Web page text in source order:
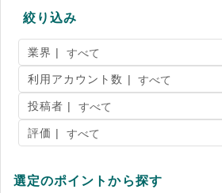
絞り込み
業界 |
利用アカウント数 |
投稿者 |
評価 |
選定のポイントから探す